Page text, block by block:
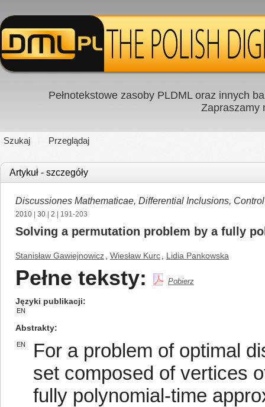
Pełnotekstowe zasoby PLDML oraz innych
Zapraszamy
Szukaj Przeglądaj
Artykuł - szczegóły
Discussiones Mathematicae, Differential Inclusions,
2010 30 2 | 191-203
Solving a permutation problem by a fully
Stanisław Gawiejnowicz Wiesław Kurc Lidia Pankowska
Pełne teksty: Pobierz
Języki publikacji
EN
Abstrakty
EN
For a problem of optimal
set composed of vertices
fully polynomial-time